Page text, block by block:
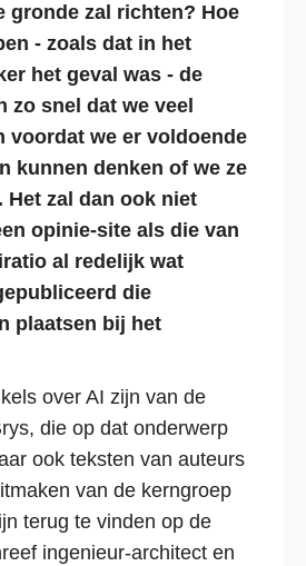
gronde zal richten? Hoe
- zoals dat in het
het geval was - de
zo snel dat we veel
voordat we er voldoende
kunnen denken of we ze
Het zal dan ook niet
opinie-site als die van
al redelijk wat
die
plaatsen bij het
over AI zijn van de
die op dat onderwerp
ook teksten van auteurs
van de kerngroep
terug te vinden op de
ingenieur-architect en